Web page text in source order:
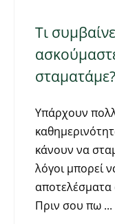
Τι
σταματάμε?
Υπάρχουν
κάνουν να
λόγοι μπορεί
αποτελέσματα
Πριν σου πω